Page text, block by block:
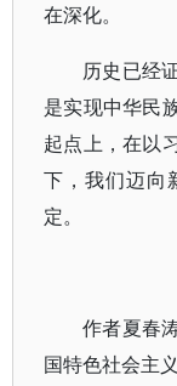
在深化。
历史已经
是实现中华民
起点上，在以
下，我们迈向
定。
作者夏春
国特色社会主